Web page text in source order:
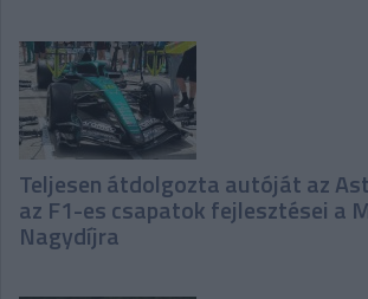
Teljesen átdolgozta autóját az
az F1-es csapatok fejlesztései a
Nagydíjra